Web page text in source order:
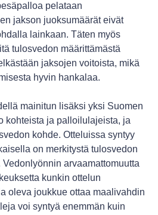
pelataan
jakson juoksumäärät eivät
lainkaan. Täten myös
tulosvedon määrittämästä
jaksojen voitoista, mikä
hyvin hankalaa.
mainitun lisäksi yksi Suomen
kohteista ja palloilulajeista, ja
kohde. Otteluissa syntyy
on merkitystä tulosvedon
arvaamattomuutta
kunkin ottelun
oleva joukkue ottaa maalivahdin
voi syntyä enemmän kuin